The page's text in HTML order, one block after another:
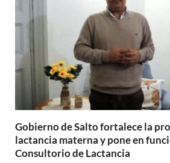
Gobierno de Salto fortalece la
lactancia materna y pone en
Consultorio de Lactancia